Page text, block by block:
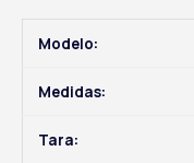
Modelo:
Medidas:
Tara: